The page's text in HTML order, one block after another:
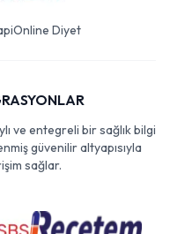
Online Diyet
ve entegreli bir sağlık bilgi
güvenilir altyapısıyla
sağlar.